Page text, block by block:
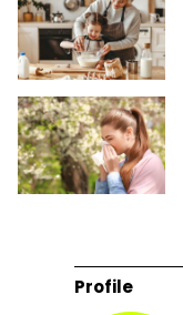
Profile